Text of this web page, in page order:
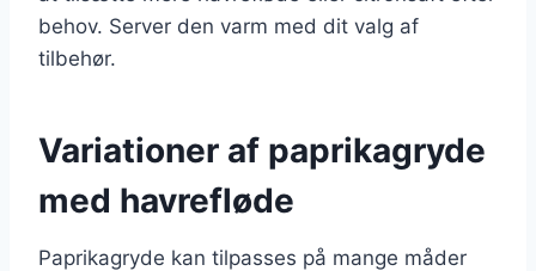
behov. Server den varm med dit valg af
tilbehør.
Variationer af paprikagryde
med havrefløde
Paprikagryde kan tilpasses på mange måder